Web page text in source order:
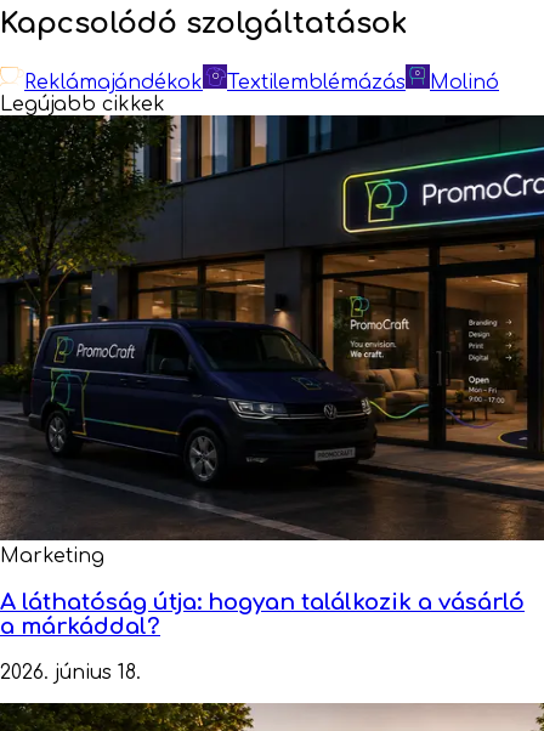
Kapcsolódó szolgáltatások
Reklámajándékok Textilemblémázás
Molinó
Legújabb cikkek
Marketing
A láthatóság útja: hogyan találkozik a vásárló
a márkáddal?
2026. június 18.